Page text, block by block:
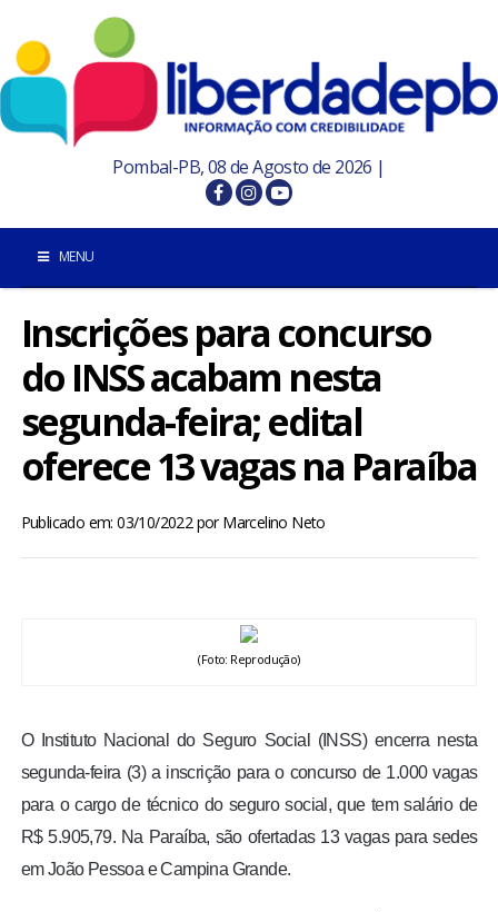
Pombal-PB, 08 de Agosto de 2026 |
MENU
POMBAL E REGIÃO
PARAÍBA
ENQUETE
TV LPB
Inscrições para concurso
do INSS acabam nesta
segunda-feira; edital
oferece 13 vagas na Paraíba
Publicado em: 03/10/2022porMarcelino Neto
(Foto: Reprodução)
O Instituto Nacional do Seguro Social (INSS) encerra nesta
segunda-feira (3) a inscrição para o concurso de 1.000 vagas
para o cargo de técnico do seguro social, que tem salário de
R$ 5.905,79. Na Paraíba, são ofertadas 13 vagas para sedes
em João Pessoa e Campina Grande.